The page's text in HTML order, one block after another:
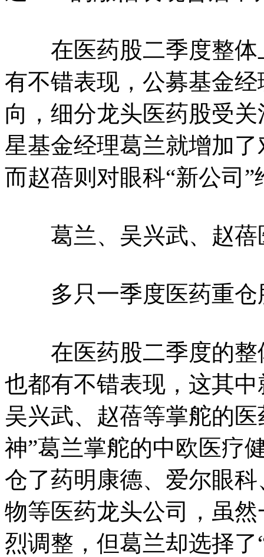
在医药股二季度整体
有不错表现，公募基金
向，细分龙头医药股受
星基金经理葛兰就增加
而赵蓓则对眼科“新公司
葛兰、吴兴武、赵蓓
多只一季度医药重仓
在医药股二季度的整
也都有不错表现，这其
吴兴武、赵蓓等掌舵的
神”葛兰掌舵的中欧医疗
仓了药明康德、爱尔眼
物等医药龙头公司，虽
烈调整，但葛兰却选择